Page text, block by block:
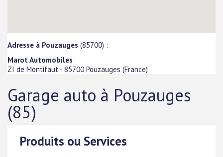
Adresse à Pouzauges (85700) :
Marot Automobiles
ZI de Montifaut - 85700 Pouzauges (France)
Garage auto à Pouzauges
(85)
Produits ou Services